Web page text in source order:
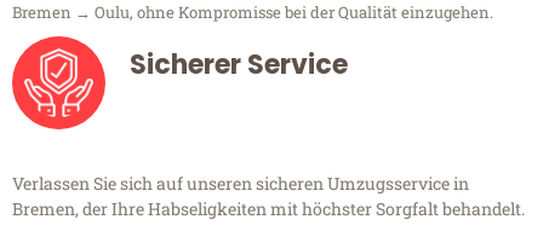
Bremen → Oulu, ohne Kompromisse bei der Qualität einzugehen.
Sicherer Service
Verlassen Sie sich auf unseren sicheren Umzugsservice in
Bremen, der Ihre Habseligkeiten mit höchster Sorgfalt behandelt.